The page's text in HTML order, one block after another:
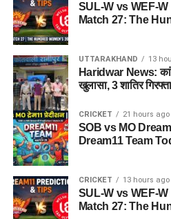
SUL-W vs WEF-
Match 27: The
UTTARAKHAND 13
Haridwar News:
खुलासा, 3 शातिर
CRICKET 21 hours ago
SOB vs MO
Dream11 Team
CRICKET 13 hours ago
SUL-W vs WEF-
Match 27: The